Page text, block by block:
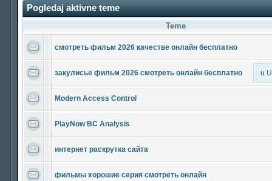
Pogledaj aktivne teme
Teme
смотреть фильм 2026 качестве онлайн бесплатно
закулисье фильм 2026 смотреть онлайн бесплатно u
Modern Access Control
PlayNow BC Analysis
интернет раскрутка сайта
фильмы хорошие серия смотреть онлайн